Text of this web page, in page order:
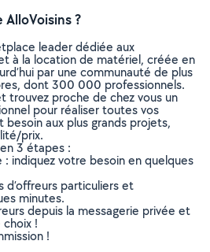
?
leader dédiée aux
à la location de matériel, créée en
par une communauté de plus
dont 300 000 professionnels.
trouvez proche de chez vous un
pour réaliser toutes vos
aux plus grands projets,
prix.
3 étapes :
: indiquez votre besoin en quelques
d’offreurs particuliers et
minutes.
depuis la messagerie privée et
!
!